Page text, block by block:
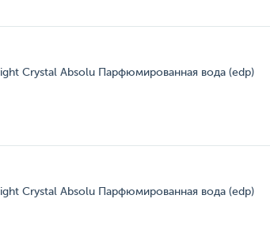
Crystal Absolu Парфюмированная вода (edp)
Crystal Absolu Парфюмированная вода (edp)